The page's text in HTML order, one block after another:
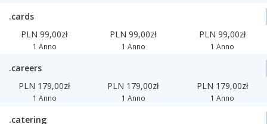
.cards
PLN 99,00zł
1 Anno
PLN 99,00zł
1 Anno
PLN 99,00zł
1 Anno
.careers
PLN 179,00zł
1 Anno
PLN 179,00zł
1 Anno
PLN 179,00zł
1 Anno
.catering